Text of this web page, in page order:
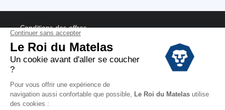
Conditions des offres
Black Friday
Destockage
Soldes
Conditions Générales de vente magasin
Conditions Générales de vente internet